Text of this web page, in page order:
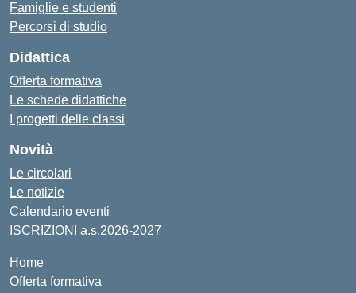
Famiglie e studenti
Percorsi di studio
Didattica
Offerta formativa
Le schede didattiche
I progetti delle classi
Novità
Le circolari
Le notizie
Calendario eventi
ISCRIZIONI a.s.2026-2027
Home
Offerta formativa